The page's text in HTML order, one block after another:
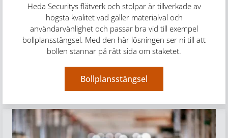
Heda Securitys flätverk och stolpar är tillverkade av
högsta kvalitet vad gäller materialval och
användarvänlighet och passar bra vid till exempel
bollplansstängsel. Med den här lösningen ser ni till att
bollen stannar på rätt sida om staketet.
Bollplansstängsel